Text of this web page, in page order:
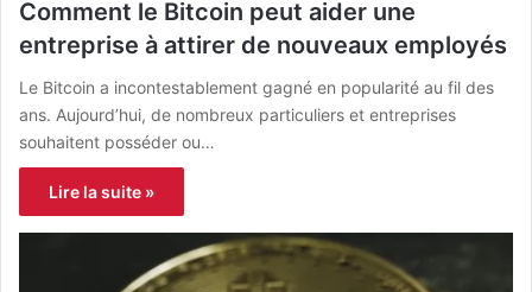
Comment le Bitcoin peut aider une
entreprise à attirer de nouveaux employés
Le Bitcoin a incontestablement gagné en popularité au fil des
ans. Aujourd’hui, de nombreux particuliers et entreprises
souhaitent posséder ou…
Lire la suite »